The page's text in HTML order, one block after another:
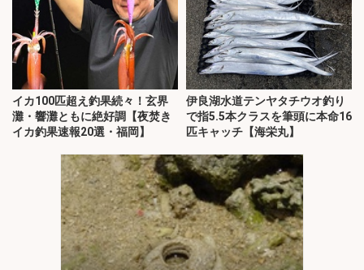
イカ100匹超え釣果続々！玄界
灘・響灘ともに絶好調【夜焚き
イカ釣果速報20選・福岡】
伊良湖水道テンヤタチウオ釣り
で指5.5本クラスを筆頭に本命16
匹キャッチ【海栄丸】